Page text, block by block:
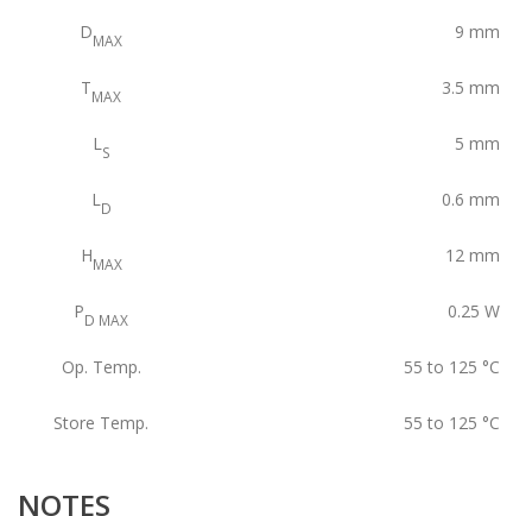
DMAX 9 mm
TMAX 3.5 mm
LS 5 mm
LD 0.6 mm
HMAX 12 mm
PD MAX 0.25 W
Op. Temp. 55 to 125 °C
Store Temp. 55 to 125 °C
NOTES